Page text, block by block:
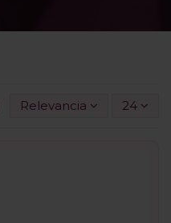
Relevancia 24